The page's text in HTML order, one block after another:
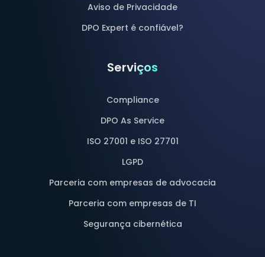
Aviso de Privacidade
DPO Expert é confiável?
Serviços
Compliance
DPO As Service
ISO 27001 e ISO 27701
LGPD
Parceria com empresas de advocacia
Parceria com empresas de TI
Segurança cibernética